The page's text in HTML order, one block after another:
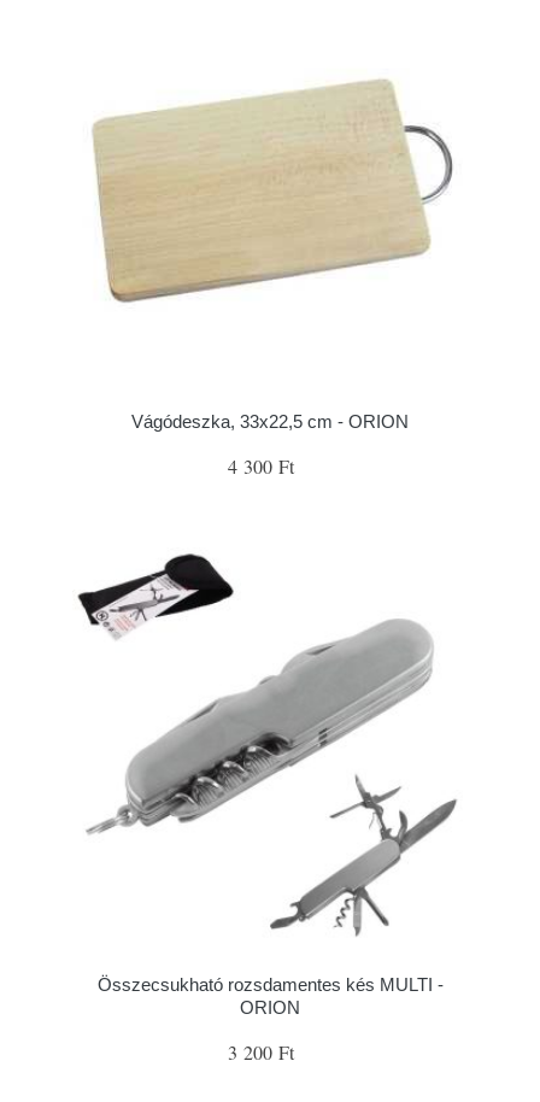
Vágódeszka, 33x22,5 cm - ORION
4 300 Ft
Összecsukható rozsdamentes kés MULTI -
ORION
3 200 Ft